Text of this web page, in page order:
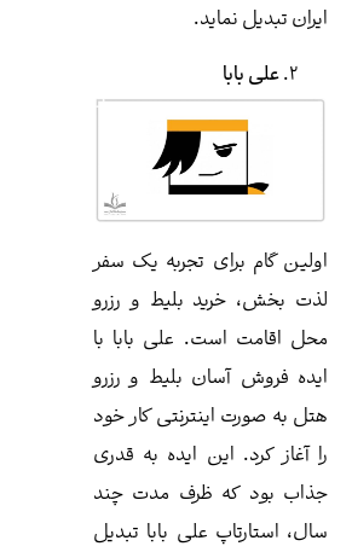
تجربه یک سفر
بلیط و رزرو
علی بابا با
بلیط و رزرو
کار خود
ایده به قدری
ظرف مدت چند
بابا تبدیل